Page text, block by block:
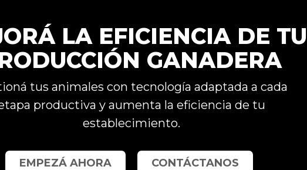
LA EFICIENCIA DE TU
GANADERA
tus animales con tecnología adaptada a cada
productiva y aumenta la eficiencia de tu
establecimiento.
EMPEZÁ AHORA CONTÁCTANOS